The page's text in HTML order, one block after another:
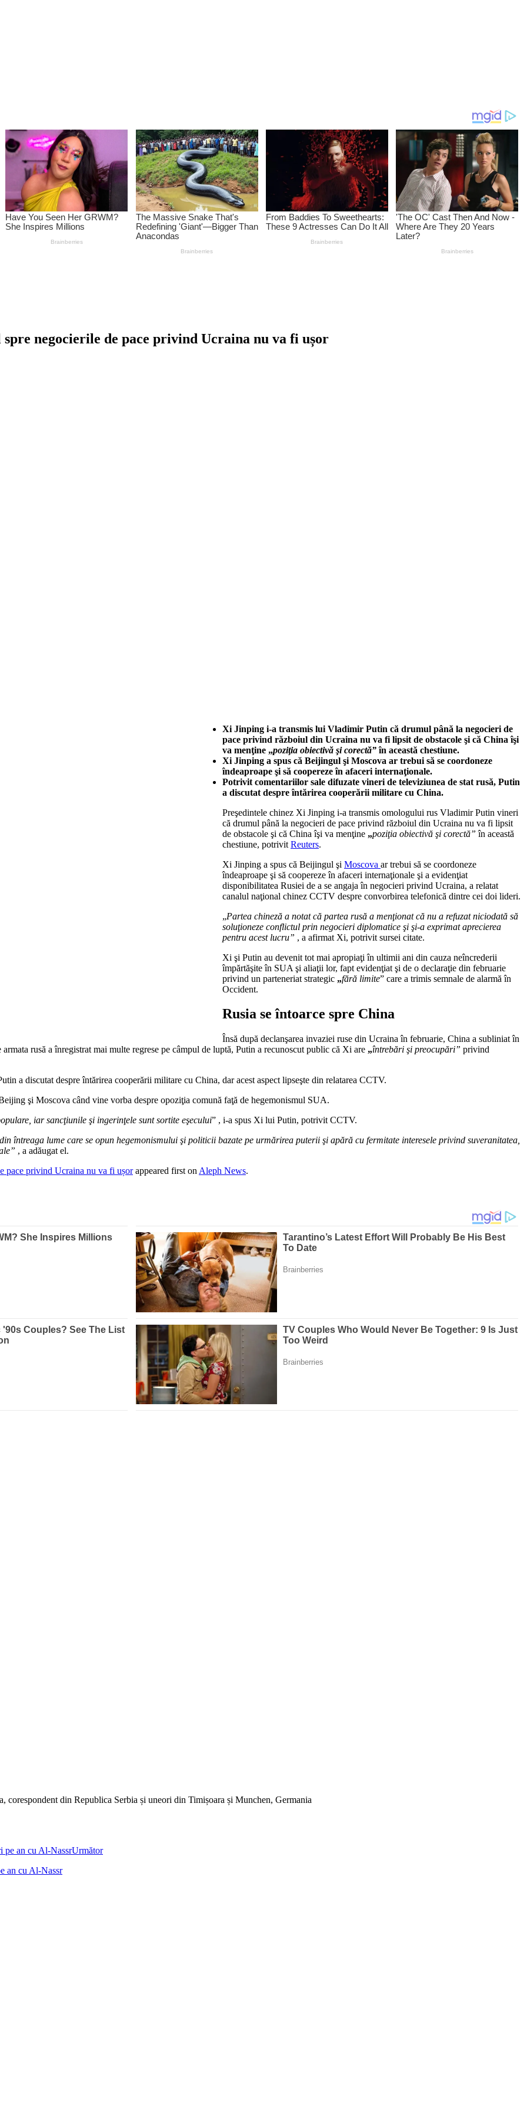
negocierile de pace privind Ucraina nu va fi ușor
Xi Jinping i-a transmis lui Vladimir Putin că drumul până la negocieri de
pace privind războiul din Ucraina nu va fi lipsit de obstacole şi că China îşi
va menţine „poziţia obiectivă şi corectă”în această chestiune.
Xi Jinping a spus că Beijingul şi Moscova ar trebui să se coordoneze
îndeaproape şi să coopereze în afaceri internaţionale.
Potrivit comentariilor sale difuzate vineri de televiziunea de stat rusă, Putin
a discutat despre întărirea cooperării militare cu China.
Preşedintele chinez Xi Jinping i-a transmis omologului rus Vladimir Putin vineri
că drumul până la negocieri de pace privind războiul din Ucraina nu va fi lipsit
de obstacole şi că China îşi va menţine „poziţia obiectivă şi corectă” în această
chestiune, potrivit Reuters.
Xi Jinping a spus că Beijingul şi Moscova ar trebui să se coordoneze
îndeaproape şi să coopereze în afaceri internaţionale şi a evidenţiat
disponibilitatea Rusiei de a se angaja în negocieri privind Ucraina, a relatat
canalul naţional chinez CCTV despre convorbirea telefonică dintre cei doi lideri.
„Partea chineză a notat că partea rusă a menţionat că nu a refuzat niciodată să
soluţioneze conflictul prin negocieri diplomatice şi şi-a exprimat aprecierea
pentru acest lucru” , a afirmat Xi, potrivit sursei citate.
Xi şi Putin au devenit tot mai apropiaţi în ultimii ani din cauza neîncrederii
împărtăşite în SUA şi aliaţii lor, fapt evidenţiat şi de o declaraţie din februarie
privind un parteneriat strategic „fără limite” care a trimis semnale de alarmă în
Occident.
Rusia se întoarce spre China
Însă după declanşarea invaziei ruse din Ucraina în februarie, China a subliniat în
rusă a înregistrat mai multe regrese pe câmpul de luptă, Putin a recunoscut public că Xi are „întrebări şi preocupări” privind
a discutat despre întărirea cooperării militare cu China, dar acest aspect lipseşte din relatarea CCTV.
şi Moscova când vine vorba despre opoziţia comună faţă de hegemonismul SUA.
iar sancţiunile şi ingerinţele sunt sortite eşecului” , i-a spus Xi lui Putin, potrivit CCTV.
întreaga lume care se opun hegemonismului şi politicii bazate pe urmărirea puterii şi apără cu fermitate interesele privind suveranitatea,
, a adăugat el.
pace privind Ucraina nu va fi ușorappeared first on Aleph News.
corespondent din Republica Serbia și uneori din Timișoara și Munchen, Germania
Următor
an cu Al-Nassr